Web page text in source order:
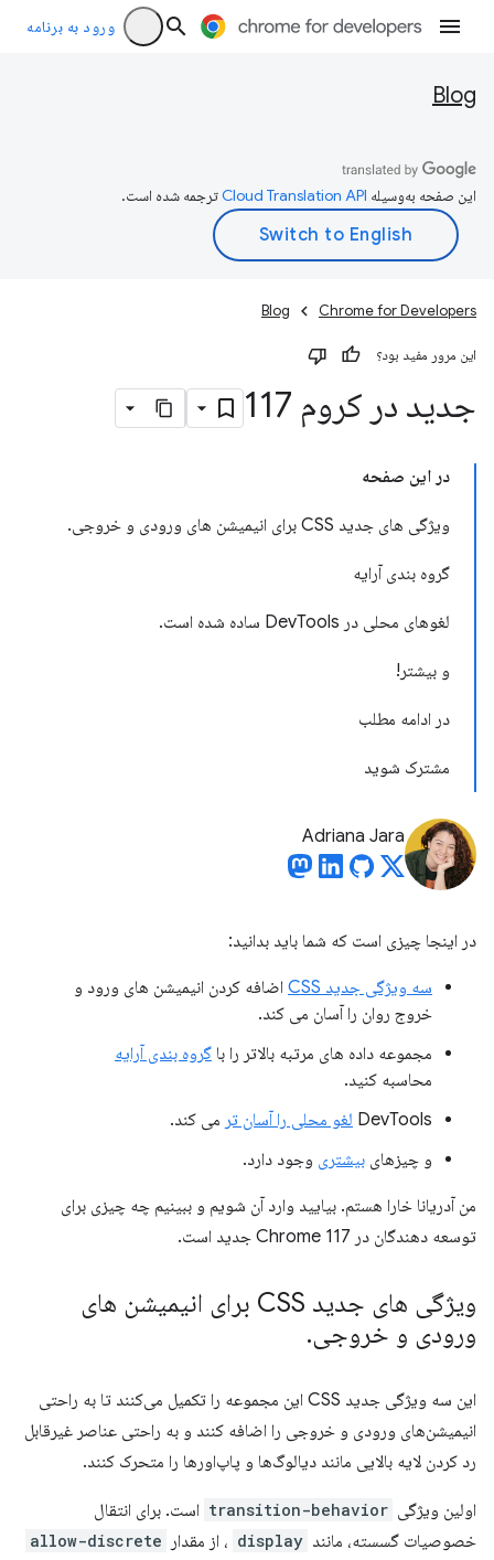
ورود به برنامه
Blog
این صفحه به‌وسیله ترجمه شده است.
Chrome for Developers
Blog
این مرور مفید بود؟
جدید در کروم 117
در این صفحه
ویژگی های جدید CSS برای انیمیشن های ورودی و خروجی.
گروه بندی آرایه
لغوهای محلی در DevTools ساده شده است.
و بیشتر!
در ادامه مطلب
مشترک شوید
Adriana Jara
در اینجا چیزی است که شما باید بدانید:
سه ویژگی جدید CSS
اضافه کردن انیمیشن های ورود و
خروج روان را آسان می کند.
مجموعه داده های مرتبه بالاتر را با گروه بندی آرایه
محاسبه کنید.
DevTools لغو محلی را آسان تر می کند.
و چیزهای بیشتری وجود دارد.
من آدریانا خارا هستم. بیایید وارد آن شویم و ببینیم چه چیزی برای
توسعه دهندگان در Chrome 117 جدید است.
ویژگی های جدید CSS برای انیمیشن های
ورودی و خروجی.
این سه ویژگی جدید CSS این مجموعه را تکمیل می‌کنند تا به راحتی
انیمیشن‌های ورودی و خروجی را اضافه کنند و به راحتی عناصر غیرقابل
رد کردن لایه بالایی مانند دیالوگ‌ها و پاپ‌اورها را متحرک کنند.
اولین ویژگی transition-behavior است. برای انتقال
خصوصیات گسسته، مانند display ، از مقدار allow-discrete